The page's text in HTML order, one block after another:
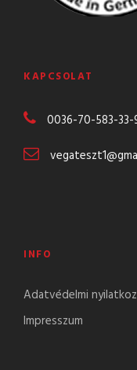
KAPCSOLAT
0036-70-583-33-
INFO
Adatvédelmi
Impresszum